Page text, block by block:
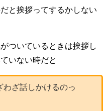
と挨拶ってするかしない
ついているときは挨拶し
いない時だと
わざ話しかけるのっ